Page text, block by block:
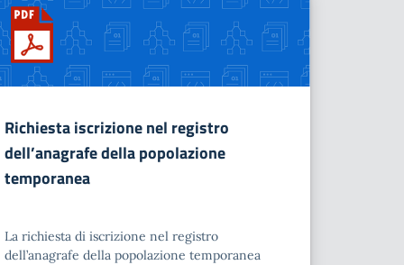
Richiesta iscrizione nel registro
dell’anagrafe della popolazione
temporanea
La richiesta di iscrizione nel registro
dell’anagrafe della popolazione temporanea